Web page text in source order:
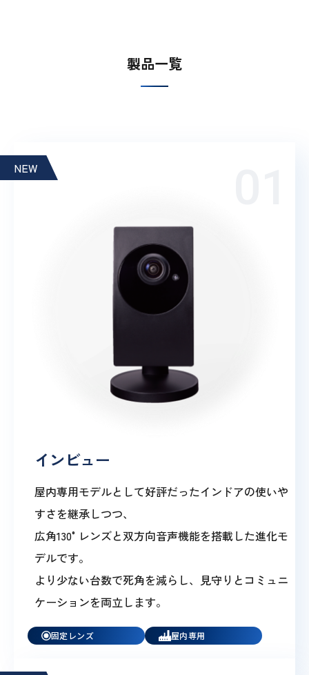
製品一覧
NEW
インビュー
屋内専用モデルとして好評だったインドアの使いや
すさを継承しつつ、
広角130°レンズと双方向音声機能を搭載した進化モ
デルです。
より少ない台数で死角を減らし、見守りとコミュニ
ケーションを両立します。
固定レンズ 屋内専用